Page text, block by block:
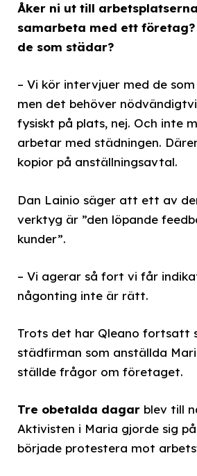
Åker ni ut till
samarbeta med ett
de som städar?
– Vi kör intervjuer med de
men det behöver
fysiskt på plats, nej. Och inte
arbetar med städningen.
kopior på anställningsavtal.
Dan Lainio säger att ett av
verktyg är ”den löpande
kunder”.
– Vi agerar så fort vi får
någonting inte är rätt.
Trots det har Qleano fortsatt
städfirman som anställda
ställde frågor om företaget.
Tre obetalda dagar blev till
Aktivisten i Maria gjorde sig
började protestera mot